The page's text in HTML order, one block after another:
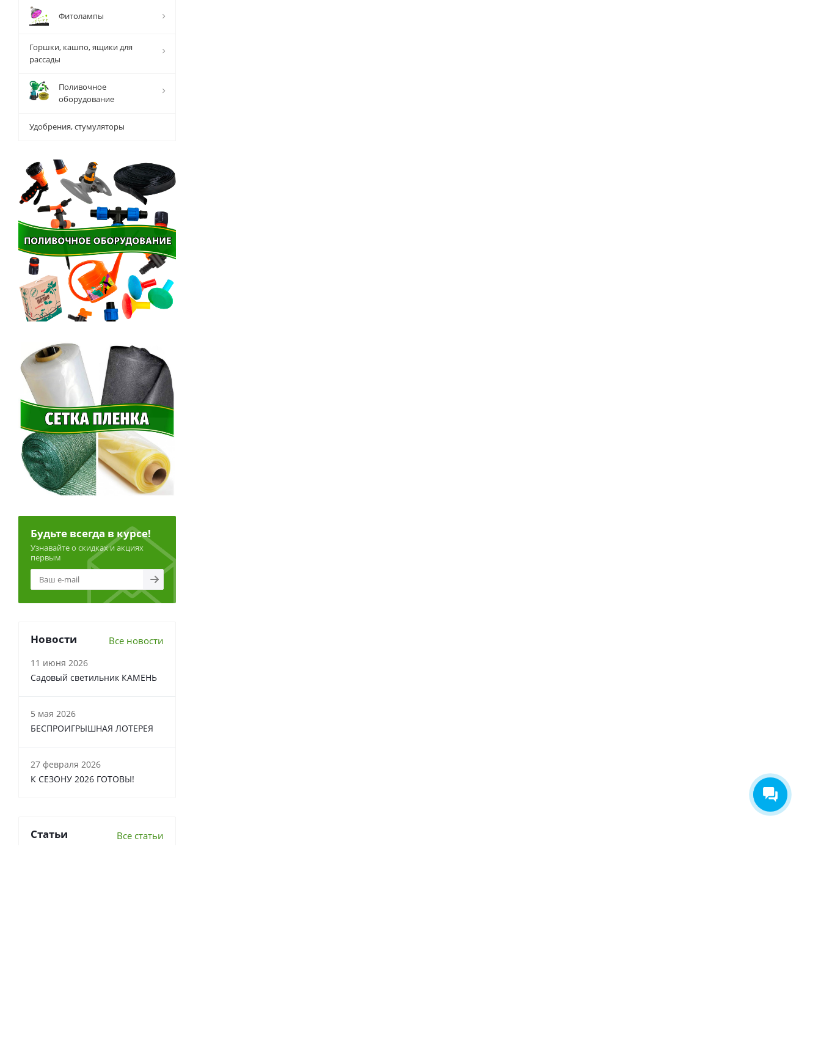
Фитолампы
Горшки, кашпо, ящики для
рассады
Поливочное
оборудование
Удобрения, стумуляторы
Будьте всегда в курсе!
Узнавайте о скидках и акциях
первым
Новости Все новости
11 июня 2026
Садовый светильник КАМЕНЬ
5 мая 2026
БЕСПРОИГРЫШНАЯ ЛОТЕРЕЯ
27 февраля 2026
К СЕЗОНУ 2026 ГОТОВЫ!
Статьи Все статьи